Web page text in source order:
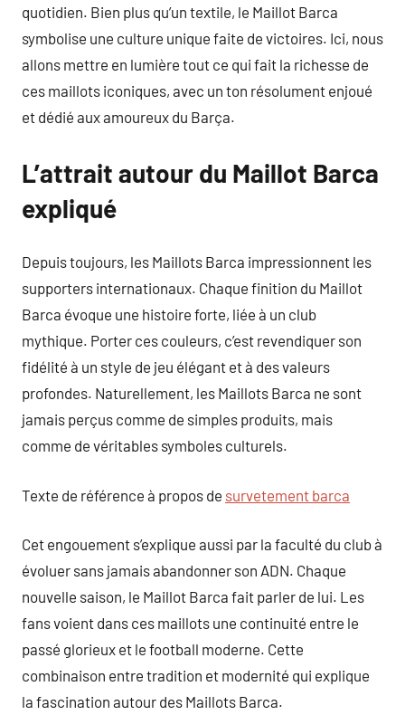
quotidien. Bien plus qu’un textile, le Maillot Barca
symbolise une culture unique faite de victoires. Ici, nous
allons mettre en lumière tout ce qui fait la richesse de
ces maillots iconiques, avec un ton résolument enjoué
et dédié aux amoureux du Barça.
L’attrait autour du Maillot Barca
expliqué
Depuis toujours, les Maillots Barca impressionnent les
supporters internationaux. Chaque finition du Maillot
Barca évoque une histoire forte, liée à un club
mythique. Porter ces couleurs, c’est revendiquer son
fidélité à un style de jeu élégant et à des valeurs
profondes. Naturellement, les Maillots Barca ne sont
jamais perçus comme de simples produits, mais
comme de véritables symboles culturels.
Texte de référence à propos de survetement barca
Cet engouement s’explique aussi par la faculté du club à
évoluer sans jamais abandonner son ADN. Chaque
nouvelle saison, le Maillot Barca fait parler de lui. Les
fans voient dans ces maillots une continuité entre le
passé glorieux et le football moderne. Cette
combinaison entre tradition et modernité qui explique
la fascination autour des Maillots Barca.